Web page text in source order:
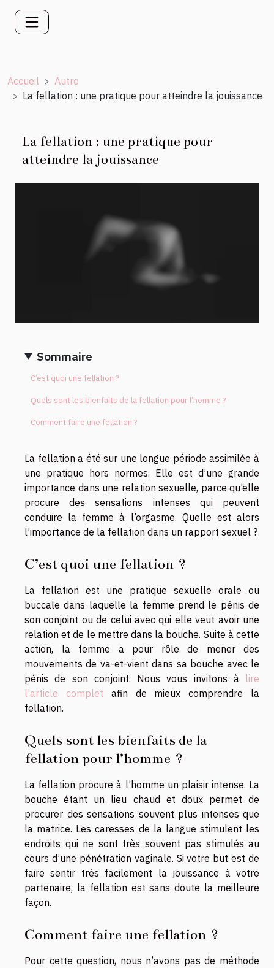
Accueil
Autre
La fellation : une pratique pour atteindre la jouissance
La fellation : une pratique pour
atteindre la jouissance
Sommaire
C’est quoi une fellation ?
Quels sont les bienfaits de la fellation pour l’homme ?
Comment faire une fellation ?
La fellation a été sur une longue période assimilée à
une pratique hors normes. Elle est d’une grande
importance dans une relation sexuelle, parce qu’elle
procure des sensations intenses qui peuvent
conduire la femme à l’orgasme. Quelle est alors
l’importance de la fellation dans un rapport sexuel ?
C’est quoi une fellation ?
La fellation est une pratique sexuelle orale ou
buccale dans laquelle la femme prend le pénis de
son conjoint ou de celui avec qui elle veut avoir une
relation et de le mettre dans la bouche. Suite à cette
action, la femme a pour rôle de mener des
mouvements de va-et-vient dans sa bouche avec le
pénis de son conjoint. Nous vous invitons à lire
l'article complet afin de mieux comprendre la
fellation.
Quels sont les bienfaits de la
fellation pour l’homme ?
La fellation procure à l’homme un plaisir intense. La
bouche étant un lieu chaud et doux permet de
procurer des sensations souvent plus intenses que
la matrice. Les caresses de la langue stimulent les
endroits qui ne sont très souvent pas stimulés au
cours d’une pénétration vaginale. Si votre but est de
faire sentir très facilement la jouissance à votre
partenaire, la fellation est sans doute la meilleure
façon.
Comment faire une fellation ?
Pour cette question, nous n’avons pas de méthode